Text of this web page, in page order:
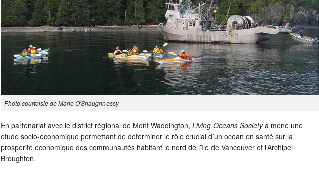
Photo courtoisie de Marie O'Shaughnessy
En partenariat avec le district régional de Mont Waddington, Living Oceans Societya mené une
étude socio-économique permettant de déterminer le rôle crucial d’un océan en santé sur la
prospérité économique des communautés habitant le nord de l’île de Vancouver et l’Archipel
Broughton.